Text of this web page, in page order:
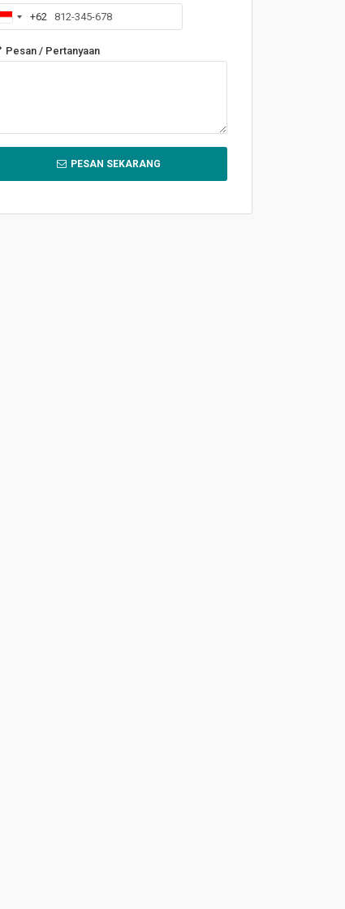
Indonesia
+62
+62
Pesan / Pertanyaan
PESAN SEKARANG